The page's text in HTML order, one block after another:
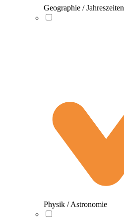
Geographie / Jahreszeiten
Physik / Astronomie